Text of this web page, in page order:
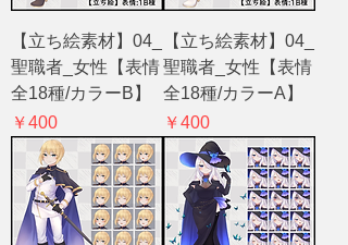
【立ち絵素材】04_
聖職者_女性【表情
全18種/カラーB】
価格
￥400
【立ち絵素材】04_
聖職者_女性【表情
全18種/カラーA】
価格
￥400